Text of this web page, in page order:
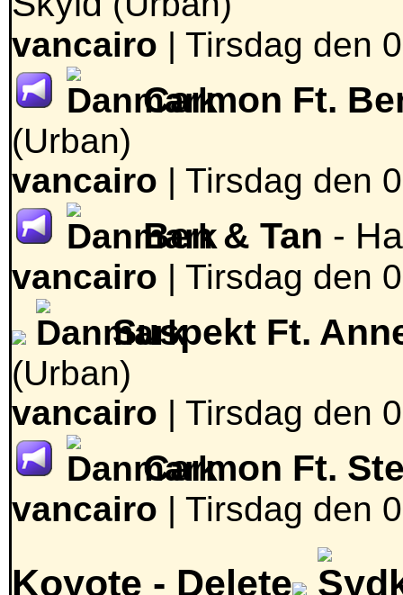
vancairo | Tirsdag den
Carmon Ft.
(Urban)
vancairo | Tirsdag den
Ben & Tan -
vancairo | Tirsdag den
Suspekt Ft.
(Urban)
vancairo | Tirsdag den
Carmon Ft.
vancairo | Tirsdag den
Koyote - Delete